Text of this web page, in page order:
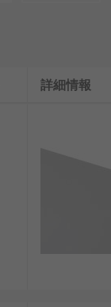
タイプとクリア
ます。
ラスチックルー
トで使用できます
、 クリアパー
質の2種類があ
詳細情報